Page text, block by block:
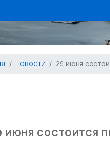
НОВОСТИ 29 июня
ИЮНЯ СОСТОИТСЯ